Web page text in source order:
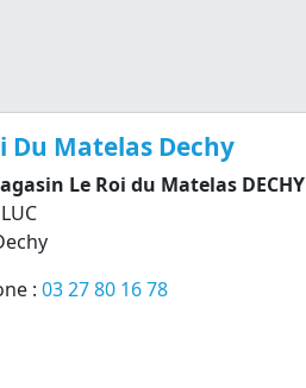
Du Matelas Dechy
Le Roi du Matelas DECHY
: 03 27 80 16 78